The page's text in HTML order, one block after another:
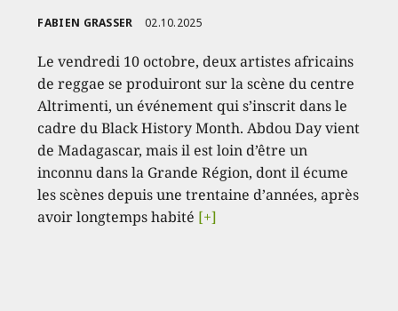
FABIEN GRASSER 02.10.2025
Le vendredi 10 octobre, deux artistes africains
de reggae se produiront sur la scène du centre
Altrimenti, un événement qui s’inscrit dans le
cadre du Black History Month. Abdou Day vient
de Madagascar, mais il est loin d’être un
inconnu dans la Grande Région, dont il écume
les scènes depuis une trentaine d’années, après
avoir longtemps habité [+]